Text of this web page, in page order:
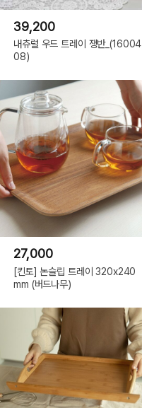
39,200
내츄럴 우드 트레이 쟁반_(16004
08)
27,000
[킨토] 논슬립 트레이 320x240
mm (버드나무)